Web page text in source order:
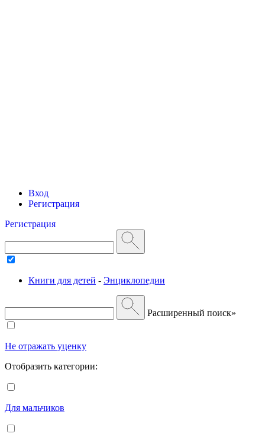
Вход
Регистрация
Регистрация
Книги для детей - Энциклопедии
Расширенный поиск»
Не отражать уценку
Отобразить категории:
Для мальчиков